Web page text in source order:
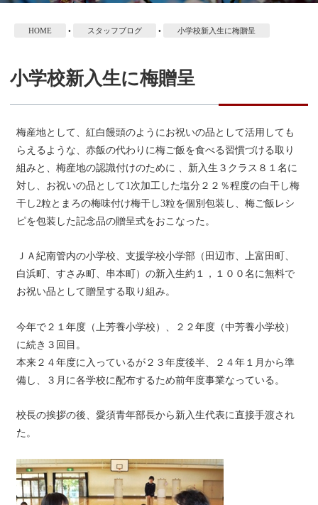
HOME • スタッフブログ • 小学校新入生に梅贈呈
小学校新入生に梅贈呈
梅産地として、紅白饅頭のようにお祝いの品として活用しても
らえるような、赤飯の代わりに梅ご飯を食べる習慣づける取り
組みと、梅産地の認識付けのために 、新入生３クラス８１名に
対し、お祝いの品として1次加工した塩分２２％程度の白干し梅
干し2粒とまろの梅味付け梅干し3粒を個別包装し、梅ご飯レシ
ピを包装した記念品の贈呈式をおこなった。
ＪＡ紀南管内の小学校、支援学校小学部（田辺市、上富田町、
白浜町、すさみ町、串本町）の新入生約１，１００名に無料で
お祝い品として贈呈する取り組み。
今年で２１年度（上芳養小学校）、２２年度（中芳養小学校）
に続き３回目。
本来２４年度に入っているが２３年度後半、２４年１月から準
備し、３月に各学校に配布するため前年度事業なっている。
校長の挨拶の後、愛須青年部長から新入生代表に直接手渡され
た。